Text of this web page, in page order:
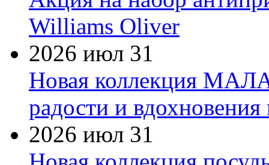
Williams Oliver
2026 июл 31
Новая коллекция
радости и
2026 июл 31